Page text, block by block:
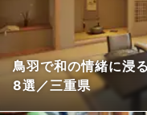
鳥羽で和の情緒に浸
8選／三重県